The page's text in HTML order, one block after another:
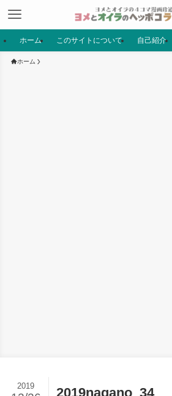
ホーム このサイトについて 自己紹介
ホーム
2019nagano_34
2019